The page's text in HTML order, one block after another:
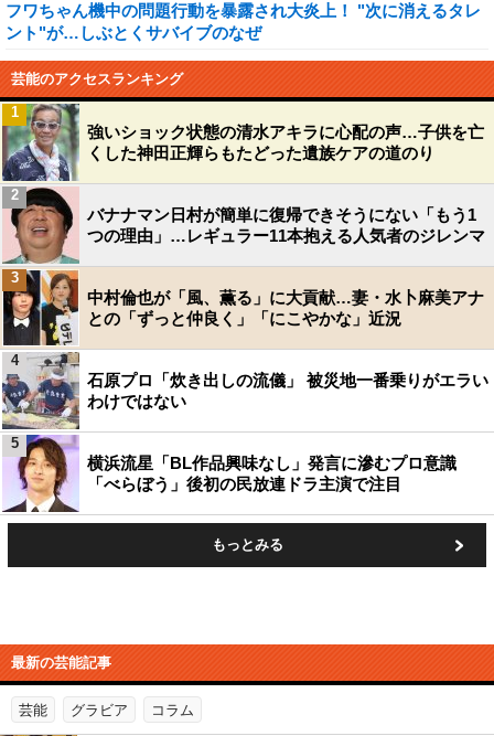
フワちゃん機中の問題行動を暴露され大炎上！ "次に消えるタレ
ント"が…しぶとくサバイブのなぜ
芸能のアクセスランキング
強いショック状態の清水アキラに心配の声…子供を亡
くした神田正輝らもたどった遺族ケアの道のり
1
バナナマン日村が簡単に復帰できそうにない「もう1
つの理由」…レギュラー11本抱える人気者のジレンマ
2
中村倫也が「風、薫る」に大貢献…妻・水卜麻美アナ
との「ずっと仲良く」「にこやかな」近況
3
石原プロ「炊き出しの流儀」 被災地一番乗りがエラい
わけではない
4
横浜流星「BL作品興味なし」発言に滲むプロ意識
「べらぼう」後初の民放連ドラ主演で注目
5
もっとみる
最新の芸能記事
芸能 グラビア コラム